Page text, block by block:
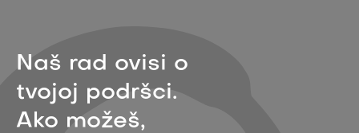
Naš rad ovisi o
tvojoj podršci.
Ako možeš,